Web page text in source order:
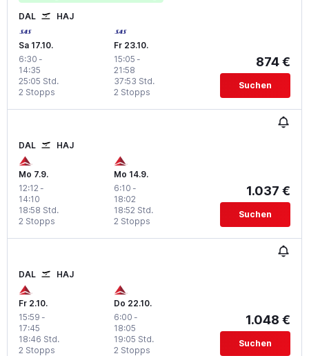
DAL HAJ
Sa 17.10.
6:30 -
14:35
2 Stopps
25:05 Std.
Fr 23.10.
15:05 -
21:58
2 Stopps
37:53 Std.
874 €
Suchen
DAL HAJ
Mo 7.9.
12:12 -
14:10
2 Stopps
18:58 Std.
Mo 14.9.
6:10 -
18:02
2 Stopps
18:52 Std.
1.037 €
Suchen
DAL HAJ
Fr 2.10.
15:59 -
17:45
2 Stopps
18:46 Std.
Do 22.10.
6:00 -
18:05
2 Stopps
19:05 Std.
1.048 €
Suchen